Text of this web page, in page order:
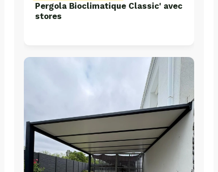
Pergola Bioclimatique Classic' avec
stores